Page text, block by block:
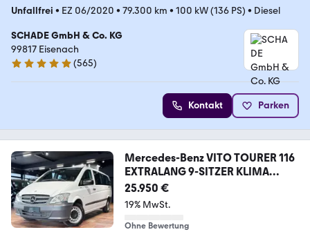
Unfallfrei • EZ 06/2020 • 79.300 km • 100 kW (136 PS) • Diesel
SCHADE GmbH & Co. KG
99817 Eisenach
4.8 Sterne
(565)
Kontakt Parken
Mercedes-Benz VITO TOURER 116
EXTRALANG 9-SITZER KLIMA
STANDHZ
25.950 €
19% MwSt.
Ohne Bewertung